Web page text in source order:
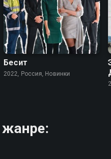
Бесит
2022, Россия, Новинки